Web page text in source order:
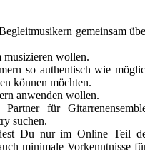
gemeinsam
musizieren wollen.
so authentisch wie
können möchten.
anwenden wollen.
für
suchen.
Du nur im Online Teil
minimale Vorkenntnisse